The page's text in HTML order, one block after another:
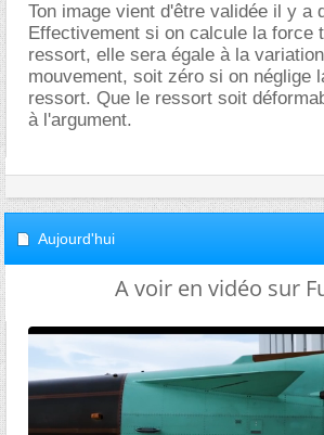
Ton image vient d'être validée il y a
Effectivement si on calcule la force
ressort, elle sera égale à la
mouvement, soit zéro si on néglige
ressort. Que le ressort soit
à l'argument.
Aujourd'hui
A voir en vidéo sur